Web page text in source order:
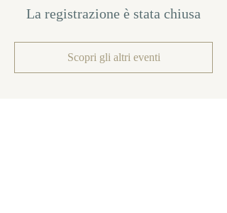
La registrazione è stata chiusa
Scopri gli altri eventi